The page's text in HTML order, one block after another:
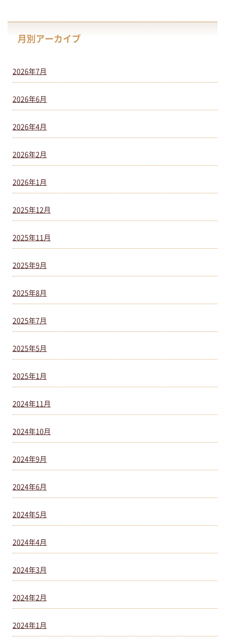
月別アーカイブ
2026年7月
2026年6月
2026年4月
2026年2月
2026年1月
2025年12月
2025年11月
2025年9月
2025年8月
2025年7月
2025年5月
2025年1月
2024年11月
2024年10月
2024年9月
2024年6月
2024年5月
2024年4月
2024年3月
2024年2月
2024年1月